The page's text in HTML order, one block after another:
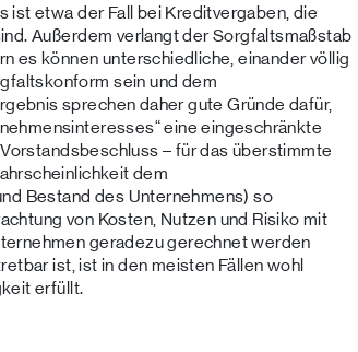
ist etwa der Fall bei Kreditvergaben, die
Außerdem verlangt der Sorgfaltsmaßstab
es können unterschiedliche, einander völlig
sein und dem
sprechen daher gute Gründe dafür,
eine eingeschränkte
– für das überstimmte
dem
Bestand des Unternehmens) so
von Kosten, Nutzen und Risiko mit
geradezu gerechnet werden
ist, ist in den meisten Fällen wohl
erfüllt.